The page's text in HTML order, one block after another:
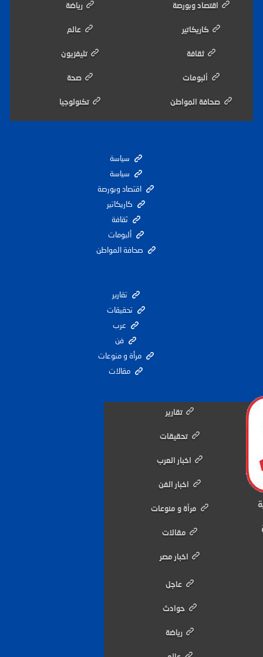
اقتصاد وبورصة
كاريكاتير
ثقافة
ألبومات
صحافة المواطن
رياضة
عالم
تليفزيون
صحة
تكنولوجيا
سياسة
سياسة
اقتصاد وبورصة
كاريكاتير
ثقافة
ألبومات
صحافة المواطن
تقارير
تحقيقات
عرب
فن
مرأة و منوعات
مقالات
تقارير
تحقيقات
اخبار العرب
اخبار الفن
مرأة و منوعات
مقالات
اخبار مصر
عاجل
حوادث
رياضة